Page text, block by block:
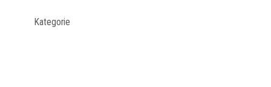
Kategorie